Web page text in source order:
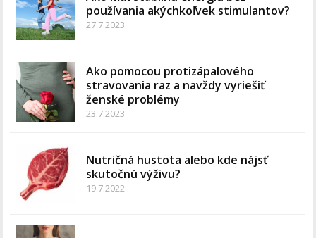
používania akýchkoľvek stimulantov?
27.7.2023
Ako pomocou protizápalového
stravovania raz a navždy vyriešiť
ženské problémy
23.7.2023
Nutričná hustota alebo kde nájsť
skutočnú výživu?
19.7.2022